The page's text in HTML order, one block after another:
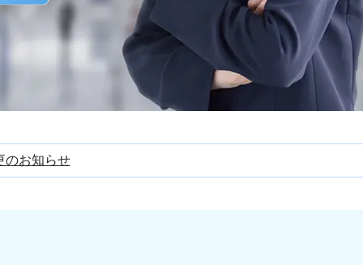
のお知らせ